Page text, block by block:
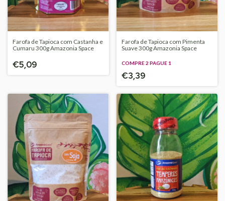
Farofa de Tapioca com Castanha e
Cumaru 300g Amazonia Space
€5,09
Farofa de Tapioca com Pimenta
Suave 300g Amazonia Space
COMPRE 2 PAGUE 1
€3,39